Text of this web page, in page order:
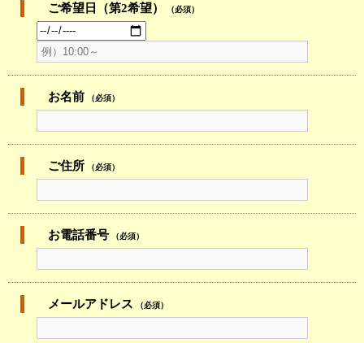
ご希望日（第2希望） （必須）
お名前 （必須）
ご住所 （必須）
お電話番号 （必須）
メールアドレス （必須）